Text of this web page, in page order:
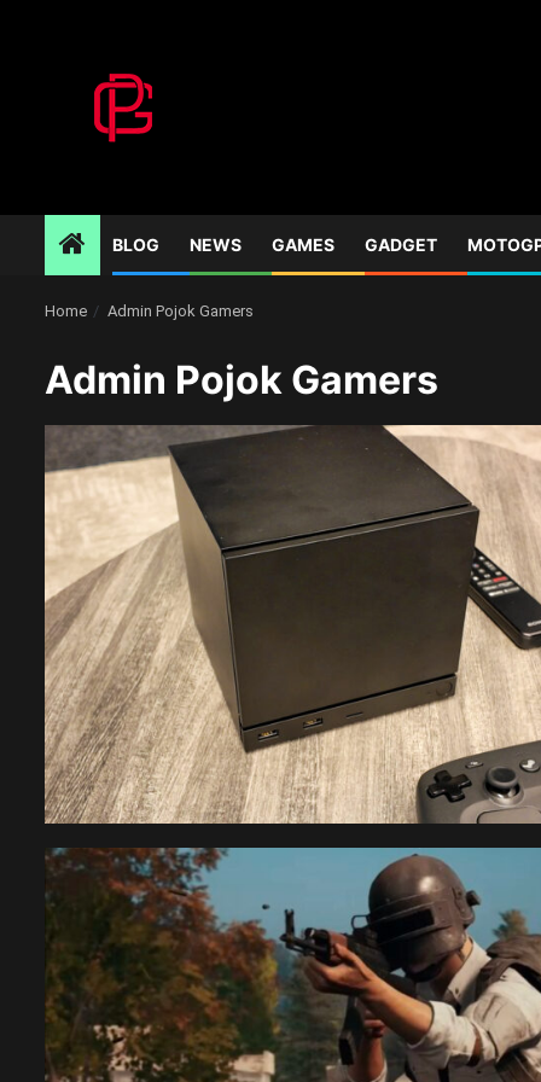
BLOG NEWS GAMES GADGET
Home Admin Pojok Gamers
Admin Pojok Gamers